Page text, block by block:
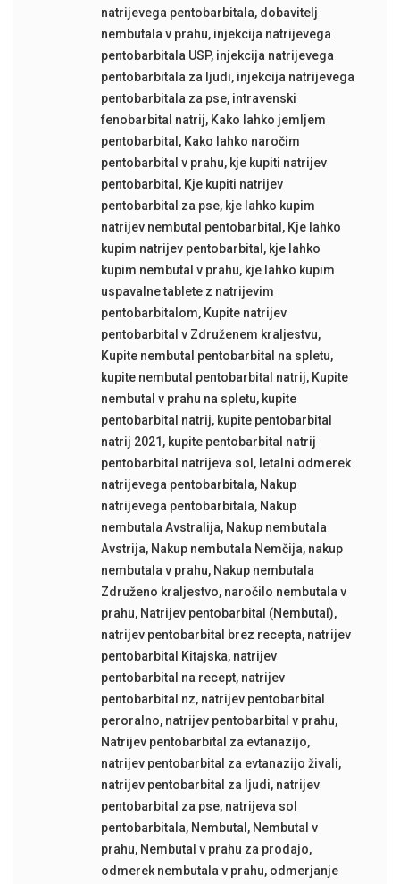
natrijevega pentobarbitala, dobavitelj
nembutala v prahu, injekcija natrijevega
pentobarbitala USP, injekcija natrijevega
pentobarbitala za ljudi, injekcija natrijevega
pentobarbitala za pse, intravenski
fenobarbital natrij, Kako lahko jemljem
pentobarbital , Kako lahko naročim
pentobarbital v prahu, kje kupiti natrijev
pentobarbital , Kje kupiti natrijev
pentobarbital za pse, kje lahko kupim
natrijev nembutal pentobarbital , Kje lahko
kupim natrijev pentobarbital , kje lahko
kupim nembutal v prahu, kje lahko kupim
uspavalne tablete z natrijevim
pentobarbitalom, Kupite natrijev
pentobarbital v Združenem kraljestvu,
Kupite nembutal pentobarbital na spletu,
kupite nembutal pentobarbital natrij, Kupite
nembutal v prahu na spletu, kupite
pentobarbital natrij, kupite pentobarbital
natrij 2021 , kupite pentobarbital natrij
pentobarbital natrijeva sol , letalni odmerek
natrijevega pentobarbitala, Nakup
natrijevega pentobarbitala, Nakup
nembutala Avstralija, Nakup nembutala
Avstrija, Nakup nembutala Nemčija, nakup
nembutala v prahu, Nakup nembutala
Združeno kraljestvo, naročilo nembutala v
prahu, Natrijev pentobarbital (Nembutal),
natrijev pentobarbital brez recepta, natrijev
pentobarbital Kitajska, natrijev
pentobarbital na recept, natrijev
pentobarbital nz, natrijev pentobarbital
peroralno, natrijev pentobarbital v prahu,
Natrijev pentobarbital za evtanazijo,
natrijev pentobarbital za evtanazijo živali,
natrijev pentobarbital za ljudi, natrijev
pentobarbital za pse, natrijeva sol
pentobarbitala, Nembutal , Nembutal v
prahu, Nembutal v prahu za prodajo,
odmerek nembutala v prahu, odmerjanje